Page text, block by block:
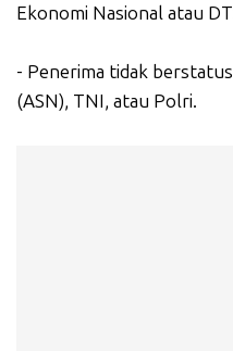
Ekonomi Nasional atau
- Penerima tidak
(ASN), TNI, atau Polri.